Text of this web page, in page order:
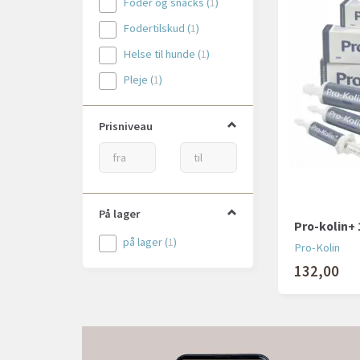
Fodertilskud (1)
Helse til hunde (1)
Pleje (1)
Prisniveau
På lager
på lager(1)
Pro-kolin+
Pro-Kolin
132,00